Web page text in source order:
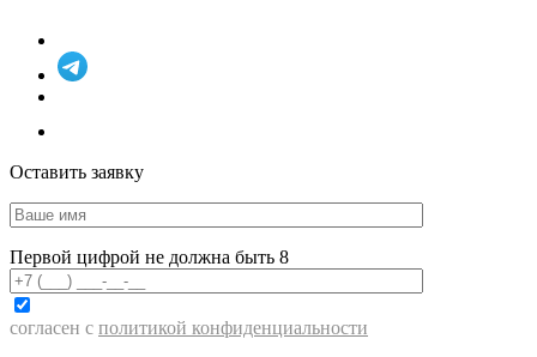
Оставить заявку
Первой цифрой не должна быть 8
согласен с политикой конфиденциальности